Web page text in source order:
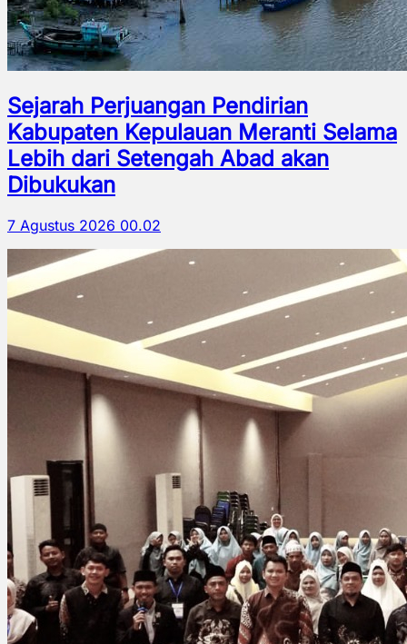
Sejarah Perjuangan Pendirian
Kabupaten Kepulauan Meranti Selama
Lebih dari Setengah Abad akan
Dibukukan
7 Agustus 2026 00.02